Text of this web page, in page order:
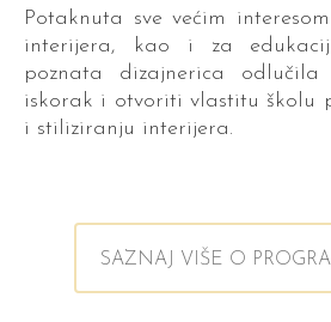
Potaknuta sve većim
interijera, kao i za
poznata dizajnerica
iskorak i otvoriti vlastitu školu
i stiliziranju interijera.
SAZNAJ VIŠE O